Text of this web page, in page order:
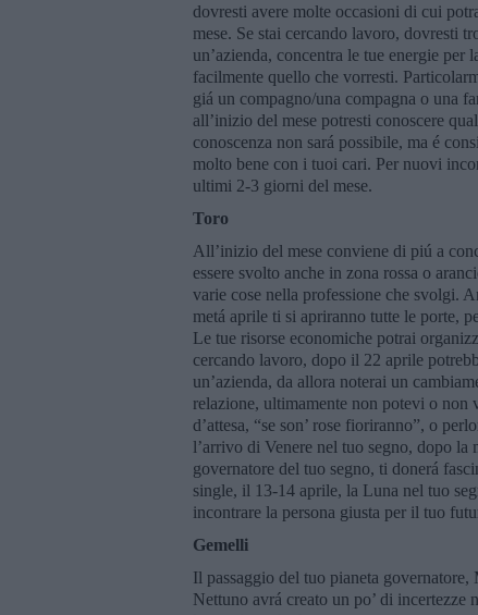
dovresti avere molte occasioni di cui
mese. Se stai cercando lavoro, dovresti
un’azienda, concentra le tue energie per
facilmente quello che vorresti.
giá un compagno/una compagna o una
all’inizio del mese potresti conoscere
conoscenza non sará possibile, ma é
molto bene con i tuoi cari. Per nuovi
ultimi 2-3 giorni del mese.
Toro
All’inizio del mese conviene di piú a
essere svolto anche in zona rossa o
varie cose nella professione che svolgi.
metá aprile ti si apriranno tutte le porte,
Le tue risorse economiche potrai
cercando lavoro, dopo il 22 aprile
un’azienda, da allora noterai un
relazione, ultimamente non potevi o non
d’attesa, “se son’ rose fioriranno”, o
l’arrivo di Venere nel tuo segno, dopo la
governatore del tuo segno, ti donerá
single, il 13-14 aprile, la Luna nel tuo
incontrare la persona giusta per il tuo
Gemelli
Il passaggio del tuo pianeta
Nettuno avrá creato un po’ di